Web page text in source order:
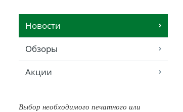
Новости
Обзоры
Акции
Выбор необходимого печатного или